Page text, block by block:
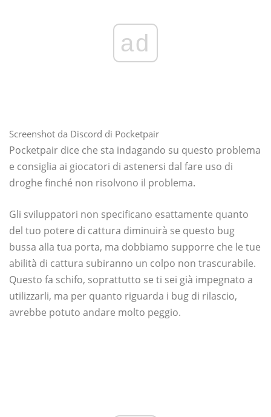
ad
Screenshot da Discord di Pocketpair
Pocketpair dice che sta indagando su questo problema
e consiglia ai giocatori di astenersi dal fare uso di
droghe finché non risolvono il problema.
Gli sviluppatori non specificano esattamente quanto
del tuo potere di cattura diminuirà se questo bug
bussa alla tua porta, ma dobbiamo supporre che le tue
abilità di cattura subiranno un colpo non trascurabile.
Questo fa schifo, soprattutto se ti sei già impegnato a
utilizzarli, ma per quanto riguarda i bug di rilascio,
avrebbe potuto andare molto peggio.